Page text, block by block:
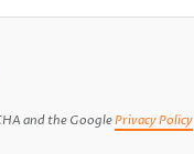
and the Google Privacy Policy